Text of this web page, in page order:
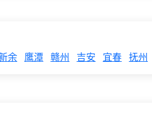
余 鹰潭 赣州 吉安 宜春 抚州